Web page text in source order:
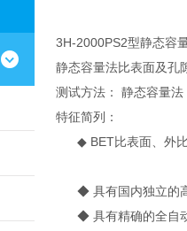
3H-2000PS2型静态容
静态容量法比表面及孔
测试方法： 静态容量法
特征简列：
◆ BET比表面、外比
◆ 具有国内独立的高
◆ 具有精确的全自动